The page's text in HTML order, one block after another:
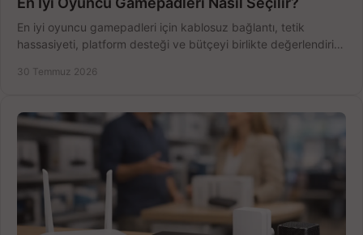
En iyi oyuncu gamepadleri için kablosuz bağlantı, tetik
hassasiyeti, platform desteği ve bütçeyi birlikte değerlendirin;
30 Temmuz 2026